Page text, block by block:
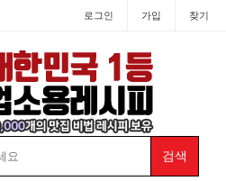
로그인 가입 찾기